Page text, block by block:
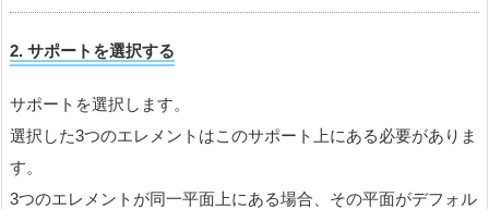
2. サポートを選択する
サポートを選択します。
選択した3つのエレメントはこのサポート上にある必要がありま
す。
3つのエレメントが同一平面上にある場合、その平面がデフォル